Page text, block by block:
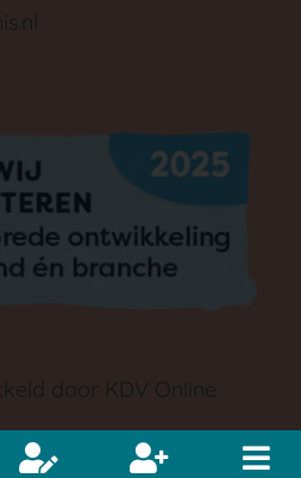
door KDV Online
PEUTERGROEP